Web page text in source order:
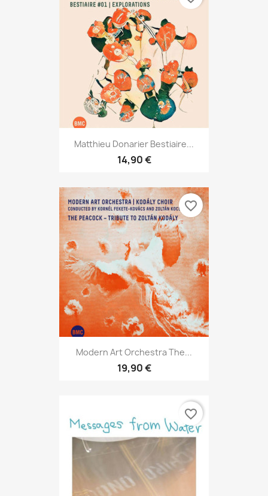
Matthieu Donarier Bestiaire...
14,90 €
Modern Art Orchestra The...
19,90 €
favorite_border
favorite_border